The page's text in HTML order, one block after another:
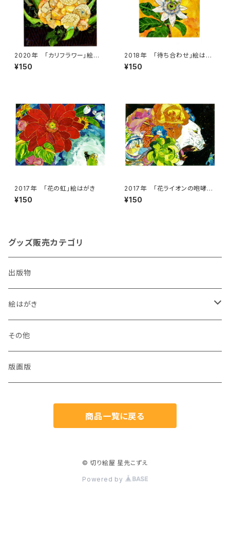
2020年 「カリフラワー」絵は
がき
¥150
2018年 「待ち合わせ」絵はが
き
¥150
2017年 「花の虹」絵はがき
¥150
2017年 「花ライオンの咆哮」
絵はがき
¥150
グッズ販売カテゴリ
出版物
絵はがき
犬
猫
その他
版画版
商品一覧に戻る
© 切り絵屋 星先こずえ
Powered by